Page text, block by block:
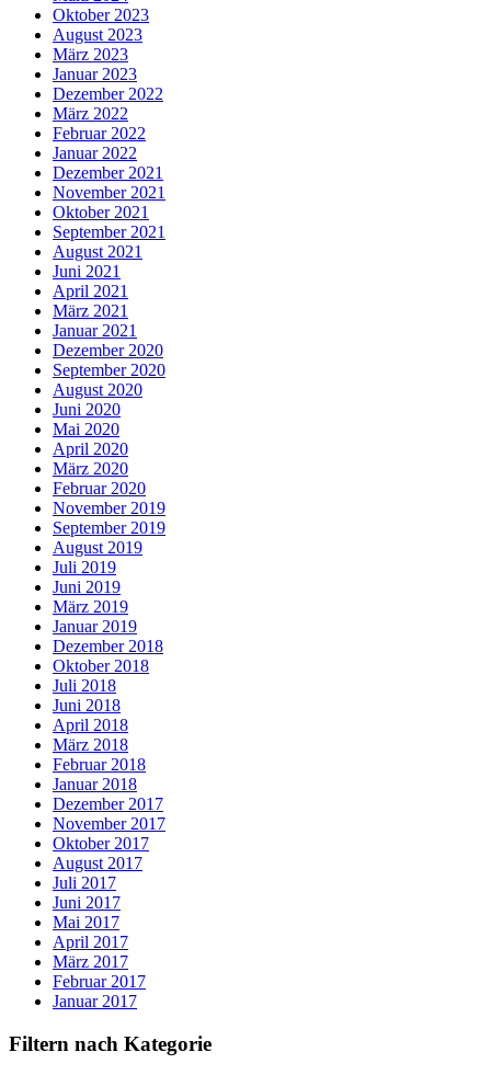
Oktober 2023
August 2023
März 2023
Januar 2023
Dezember 2022
März 2022
Februar 2022
Januar 2022
Dezember 2021
November 2021
Oktober 2021
September 2021
August 2021
Juni 2021
April 2021
März 2021
Januar 2021
Dezember 2020
September 2020
August 2020
Juni 2020
Mai 2020
April 2020
März 2020
Februar 2020
November 2019
September 2019
August 2019
Juli 2019
Juni 2019
März 2019
Januar 2019
Dezember 2018
Oktober 2018
Juli 2018
Juni 2018
April 2018
März 2018
Februar 2018
Januar 2018
Dezember 2017
November 2017
Oktober 2017
August 2017
Juli 2017
Juni 2017
Mai 2017
April 2017
März 2017
Februar 2017
Januar 2017
Filtern nach Kategorie